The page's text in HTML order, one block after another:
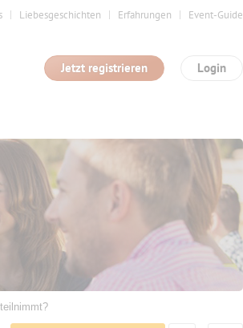
Liebesgeschichten Erfahrungen Event-Guide
Login
Jetzt registrieren